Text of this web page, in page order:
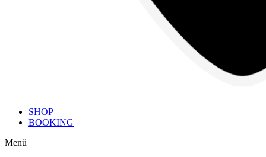
SHOP
BOOKING
Menü